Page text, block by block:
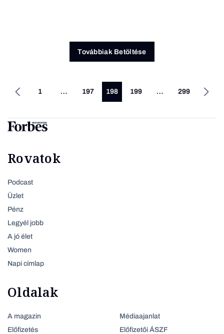
Továbbiak Betöltése
1 … 197 198 199 … 299
Rovatok
Podcast
Üzlet
Pénz
Legyél jobb
A jó élet
Women
Napi címlap
Oldalak
A magazin
Előfizetés
Médiaajanlat
Előfizetői ÁSZF